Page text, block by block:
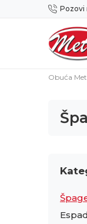
Pozovi
Obuća